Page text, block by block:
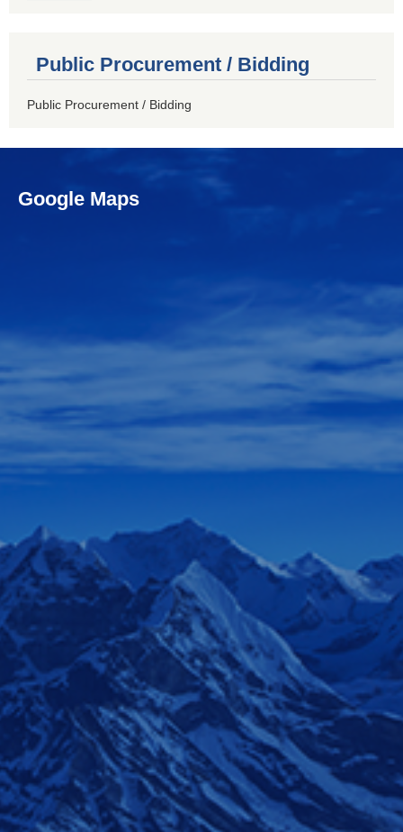
Public Procurement / Bidding
Public Procurement / Bidding
Google Maps